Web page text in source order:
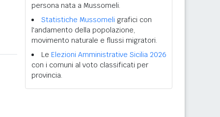
persona nata a Mussomeli.
Statistiche Mussomeli grafici con
l'andamento della popolazione,
movimento naturale e flussi migratori.
Le Elezioni Amministrative Sicilia 2026
con i comuni al voto classificati per
provincia.